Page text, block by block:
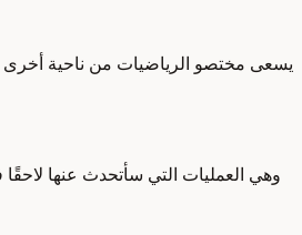
يسعى مختصو الرياضيات من ناحية
وهي العمليات التي سأتحدث عنها